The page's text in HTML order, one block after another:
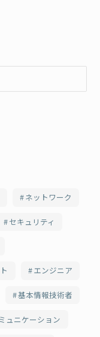
ネットワーク
セキュリティ
エンジニア
基本情報技術者
ュニケーション